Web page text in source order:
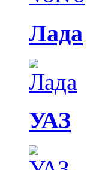
Лада
УАЗ